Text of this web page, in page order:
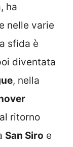
ha
nelle varie
sfida è
diventata
, nella
ritorno
San Siro e